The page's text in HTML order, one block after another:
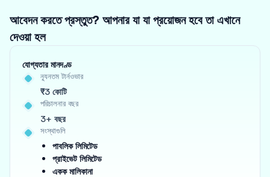
আবেদন করতে প্রস্তুত? আপনার যা যা প্রয়োজন হবে তা এখানে
দেওয়া হল
যোগ্যতার মানদণ্ড
ন্যূনতম টার্নওভার
₹3 কোটি
পরিচালনার বছর
3+ বছর
সংস্থাগুলি
পাবলিক লিমিটেড
প্রাইভেট লিমিটেড
একক মালিকানা